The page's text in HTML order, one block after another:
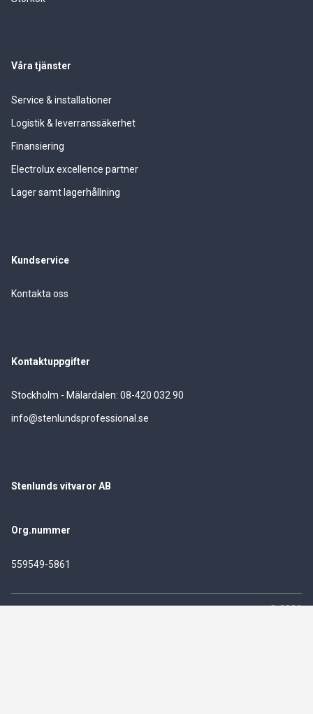
Våra tjänster
Service & installationer
Logistik & leverranssäkerhet
Finansiering
Electrolux excellence partner
Lager samt lagerhållning
Kundservice
Kontakta oss
Kontaktuppgifter
Stockholm - Mälardalen: 08-420 032 90
info@stenlundsprofessional.se
Stenlunds vitvaror AB
Org.nummer
559549-5861
© 2026